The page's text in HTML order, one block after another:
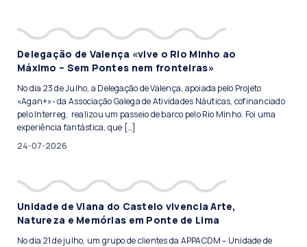
Delegação de Valença «vive o Rio Minho ao
Máximo – Sem Pontes nem fronteiras»
No dia 23 de Julho, a Delegação de Valença, apoiada pelo Projeto
«Agan+»- da Associação Galega de Atividades Náuticas, cofinanciado
pelo Interreg, realizou um passeio de barco pelo Rio Minho. Foi uma
experiência fantástica, que […]
24-07-2026
Unidade de Viana do Castelo vivencia Arte,
Natureza e Memórias em Ponte de Lima
No dia 21 de julho, um grupo de clientes da APPACDM – Unidade de